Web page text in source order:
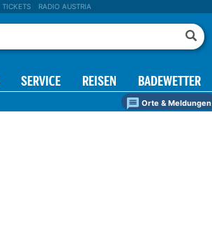
TICKETS RADIO AUSTRIA
SERVICE REISEN BADEWETTER
Orte & Meldungen